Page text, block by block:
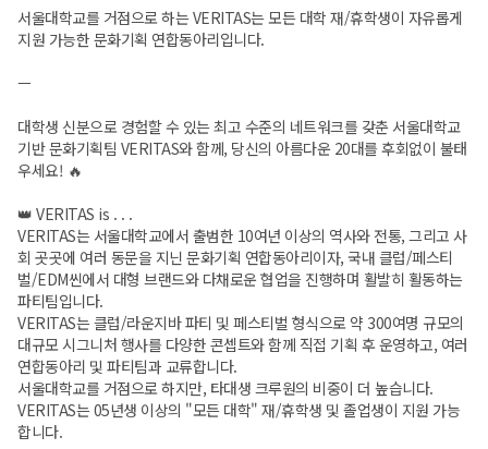
서울대학교를 거점으로 하는 VERITAS는 모든 대학 재/휴학생이 자유롭게
지원 가능한 문화기획 연합동아리입니다.
ㅡ
대학생 신분으로 경험할 수 있는 최고 수준의 네트워크를 갖춘 서울대학교
기반 문화기획팀 VERITAS와 함께, 당신의 아름다운 20대를 후회없이 불태
우세요! 🔥
👑 VERITAS is . . .
VERITAS는 서울대학교에서 출범한 10여년 이상의 역사와 전통, 그리고 사
회 곳곳에 여러 동문을 지닌 문화기획 연합동아리이자, 국내 클럽/페스티
벌/EDM씬에서 대형 브랜드와 다채로운 협업을 진행하며 활발히 활동하는
파티팀입니다.
VERITAS는 클럽/라운지바 파티 및 페스티벌 형식으로 약 300여명 규모의
대규모 시그니처 행사를 다양한 콘셉트와 함께 직접 기획 후 운영하고, 여러
연합동아리 및 파티팀과 교류합니다.
서울대학교를 거점으로 하지만, 타대생 크루원의 비중이 더 높습니다.
VERITAS는 05년생 이상의 "모든 대학" 재/휴학생 및 졸업생이 지원 가능
합니다.